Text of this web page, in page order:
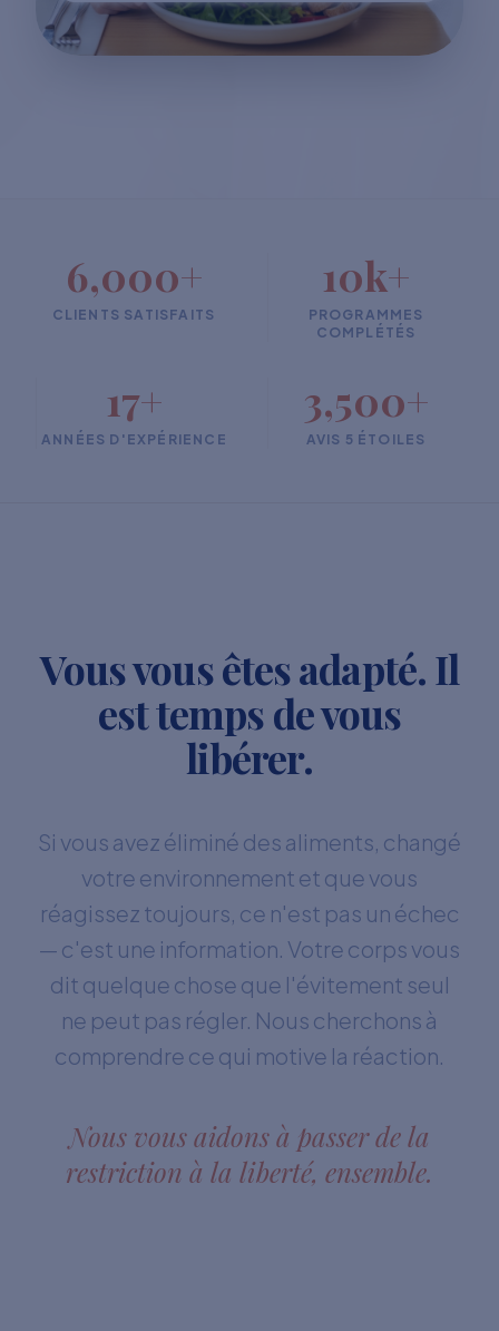
6,000+
CLIENTS SATISFAITS
10k+
PROGRAMMES
COMPLÉTÉS
17+
ANNÉES D'EXPÉRIENCE
3,500+
AVIS 5 ÉTOILES
Vous vous êtes adapté. Il
est temps de vous
libérer.
Si vous avez éliminé des aliments, changé
votre environnement et que vous
réagissez toujours, ce n'est pas un échec
— c'est une information. Votre corps vous
dit quelque chose que l'évitement seul
ne peut pas régler. Nous cherchons à
comprendre ce qui motive la réaction.
Nous vous aidons à passer de la
restriction à la liberté, ensemble.